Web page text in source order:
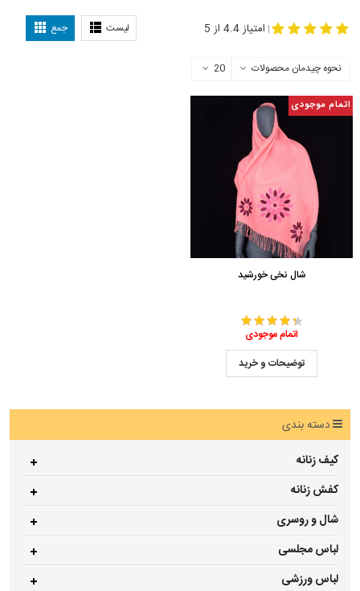
لیست جمع | امتیاز 4.4 از 5
نحوه چیدمان محصولات 20
اتمام موجودی
شال نخی خورشید
اتمام موجودی
توضیحات و خرید
دسته بندی
کیف زنانه
کفش زنانه
شال و روسری
لباس مجلسی
لباس ورزشی